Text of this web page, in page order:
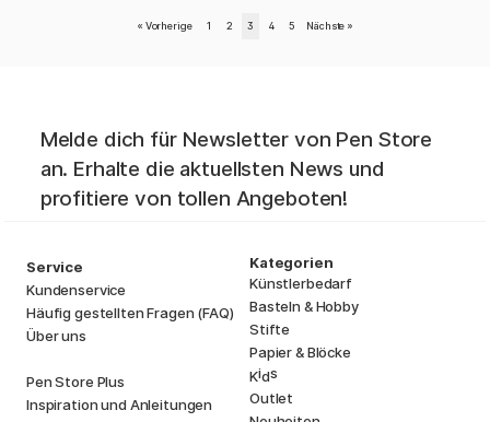
« Vorherige 1 2 3 4 5 Nächste »
Melde dich für Newsletter von Pen Store
an. Erhalte die aktuellsten News und
profitiere von tollen Angeboten!
Service
Kundenservice
Häufig gestellten Fragen (FAQ)
Über uns
Pen Store Plus
Inspiration und Anleitungen
Kategorien
Künstlerbedarf
Basteln & Hobby
Stifte
Papier & Blöcke
Kids
Outlet